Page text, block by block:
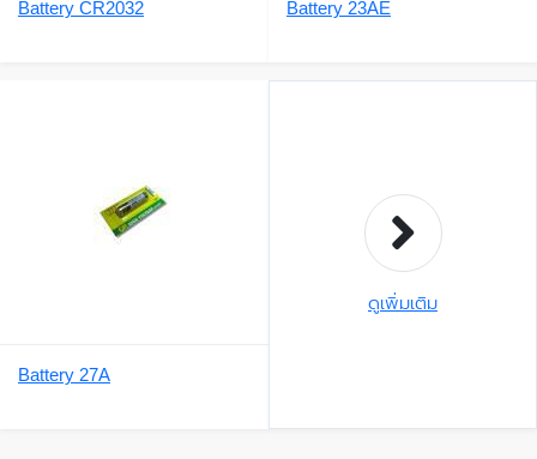
Battery CR2032 Battery 23AE
Battery 27A
ดูเพิ่มเติม